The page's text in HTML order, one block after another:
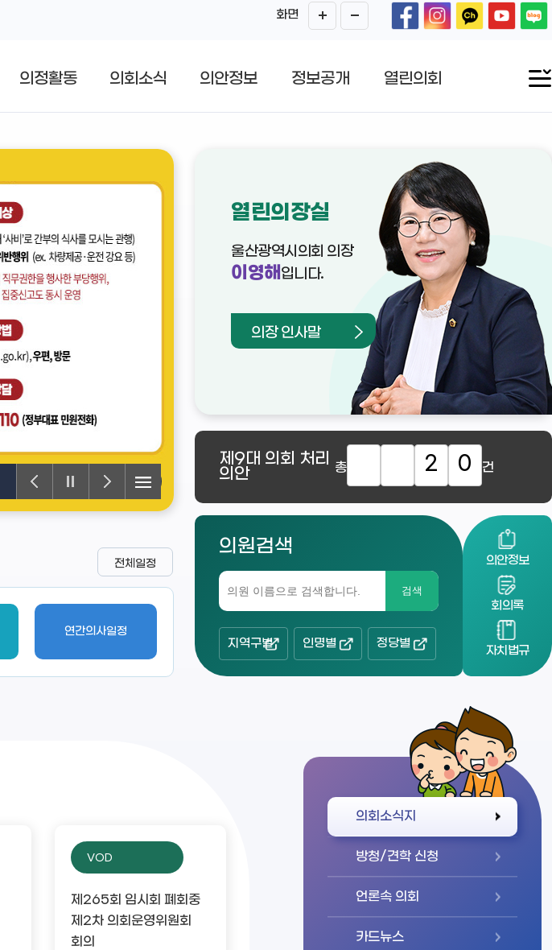
화면
의정활동 의회소식 의안정보 정보공개 열린의회
열린의장실
울산광역시의회 의장
이영해 입니다.
의장 인사말
제9대 의회 처리
의안 총 2 0 건
연간의사일정
전체일정
의원검색
검색
지역구별 인명별 정당별
의안정보
회의록
자치법규
VOD
제265회 임시회 폐회중
제2차 의회운영위원회
회의
의회소식지
방청/견학 신청
언론속 의회
카드뉴스